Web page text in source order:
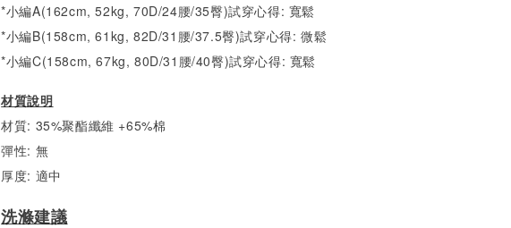
*小編A(162cm, 52kg, 70D/24腰/35臀)試穿心得: 寬鬆
*小編B(158cm, 61kg, 82D/31腰/37.5臀)試穿心得: 微鬆
*小編C(158cm, 67kg, 80D/31腰/40臀)試穿心得: 寬鬆
材質說明
材質: 35%聚酯纖維 +65%棉
彈性: 無
厚度: 適中
洗滌建議